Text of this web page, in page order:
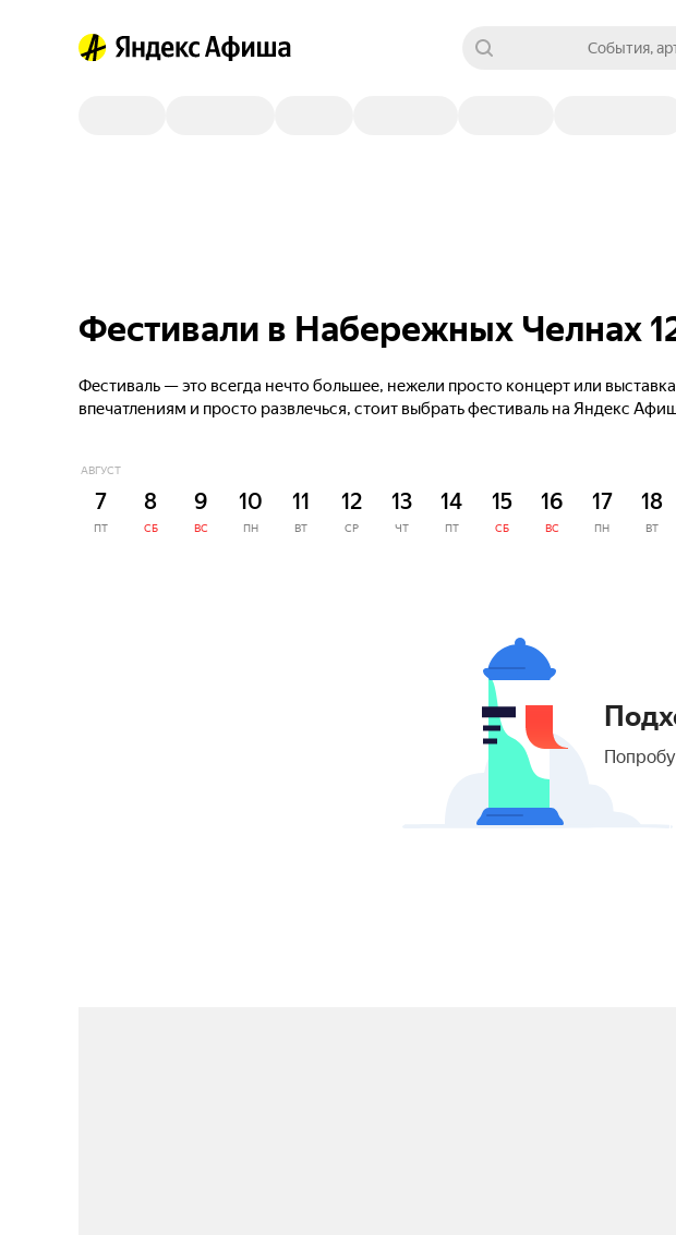
События,
Фестивали в Набережных Челнах
Фестиваль — это всегда нечто большее, нежели просто концерт или
впечатлениям и просто развлечься, стоит выбрать фестиваль на Яндекс
АВГУСТ
7
ПТ
8
СБ
9
ВС
10
ПН
11
ВТ
12
СР
13
ЧТ
14
ПТ
15
СБ
16
ВС
17
ПН
18
ВТ